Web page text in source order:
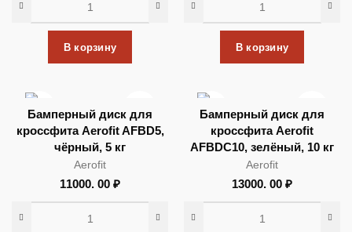
В корзину В корзину
Бамперный диск для
кроссфита Aerofit AFBD5,
чёрный, 5 кг
Aerofit
11000. 00 ₽
Бамперный диск для
кроссфита Aerofit
AFBDC10, зелёный, 10 кг
Aerofit
13000. 00 ₽